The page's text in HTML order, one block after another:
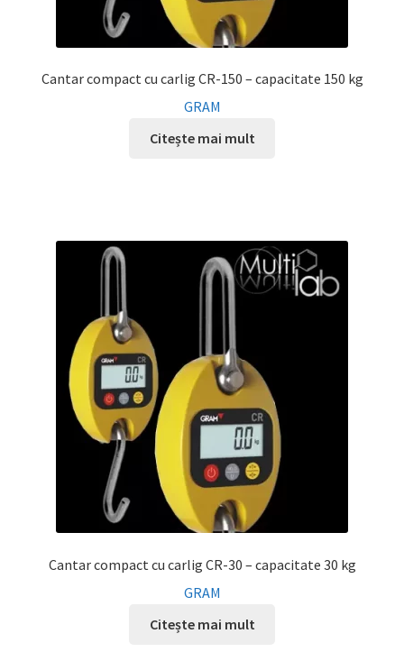
Cantar compact cu carlig CR-150 – capacitate 150 kg
GRAM
Citește mai mult
Cantar compact cu carlig CR-30 – capacitate 30 kg
GRAM
Citește mai mult